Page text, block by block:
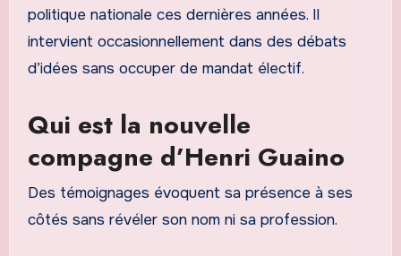
politique nationale ces dernières années. Il
intervient occasionnellement dans des débats
d’idées sans occuper de mandat électif.
Qui est la nouvelle
compagne d’Henri Guaino
Des témoignages évoquent sa présence à ses
côtés sans révéler son nom ni sa profession.